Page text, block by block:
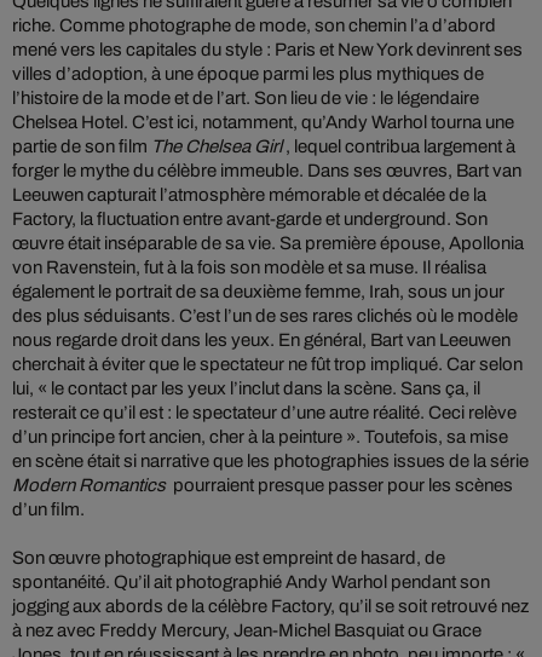
riche. Comme photographe de mode, son chemin l’a d’abord
mené vers les capitales du style : Paris et New York devinrent ses
villes d’adoption, à une époque parmi les plus mythiques de
l’histoire de la mode et de l’art. Son lieu de vie : le légendaire
Chelsea Hotel. C’est ici, notamment, qu’Andy Warhol tourna une
partie de son film The Chelsea Girl, lequel contribua largement à
forger le mythe du célèbre immeuble. Dans ses œuvres, Bart van
Leeuwen capturait l’atmosphère mémorable et décalée de la
Factory, la fluctuation entre avant-garde et underground. Son
œuvre était inséparable de sa vie. Sa première épouse, Apollonia
von Ravenstein, fut à la fois son modèle et sa muse. Il réalisa
également le portrait de sa deuxième femme, Irah, sous un jour
des plus séduisants. C’est l’un de ses rares clichés où le modèle
nous regarde droit dans les yeux. En général, Bart van Leeuwen
cherchait à éviter que le spectateur ne fût trop impliqué. Car selon
lui, « le contact par les yeux l’inclut dans la scène. Sans ça, il
resterait ce qu’il est : le spectateur d’une autre réalité. Ceci relève
d’un principe fort ancien, cher à la peinture ». Toutefois, sa mise
en scène était si narrative que les photographies issues de la série
Modern Romanticspourraient presque passer pour les scènes
d’un film.
Son œuvre photographique est empreint de hasard, de
spontanéité. Qu’il ait photographié Andy Warhol pendant son
jogging aux abords de la célèbre Factory, qu’il se soit retrouvé nez
à nez avec Freddy Mercury, Jean-Michel Basquiat ou Grace